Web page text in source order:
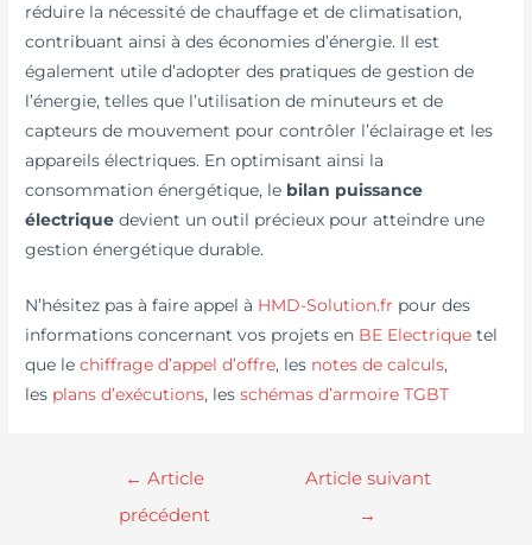
réduire la nécessité de chauffage et de climatisation,
contribuant ainsi à des économies d’énergie. Il est
également utile d’adopter des pratiques de gestion de
l’énergie, telles que l’utilisation de minuteurs et de
capteurs de mouvement pour contrôler l’éclairage et les
appareils électriques. En optimisant ainsi la
consommation énergétique, le bilan puissance
électrique devient un outil précieux pour atteindre une
gestion énergétique durable.
N’hésitez pas à faire appel à HMD-Solution.fr pour des
informations concernant vos projets en BE Electrique tel
que lechiffrage d’appel d’offre, les notes de calculs,
les plans d’exécutions, lesschémas d’armoire TGBT
← Article
précédent
Article suivant
→